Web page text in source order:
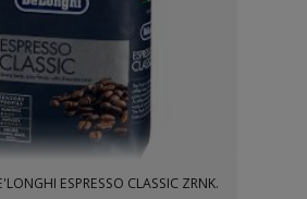
ESPRESSO CLASSIC ZRNK.